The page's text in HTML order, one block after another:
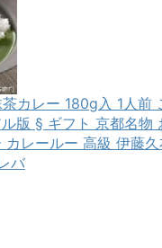
カレー 180g入 1人前
版 § ギフト 京都名物
カレールー 高級 伊藤
バ